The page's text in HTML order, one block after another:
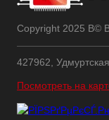
Copyright 2025 В©
427962,
Посмотреть на